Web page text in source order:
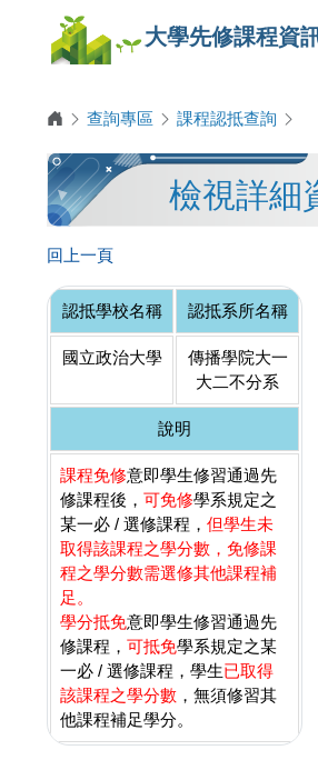
大學先修課程資
查詢專區 課程認抵查詢
檢視詳細
回上一頁
認抵學校名稱 認抵系所名稱
國立政治大學
傳播學院大一
大二不分系
說明
課程免修意即學生修習通過先
修課程後， 可免修學系規定之
某一必 / 選修課程， 但學生未
取得該課程之學分數，免修課
程之學分數需選修其他課程補
足。
學分抵免意即學生修習通過先
修課程， 可抵免學系規定之某
一必 / 選修課程，學生已取得
該課程之學分數 ，無須修習其
他課程補足學分。